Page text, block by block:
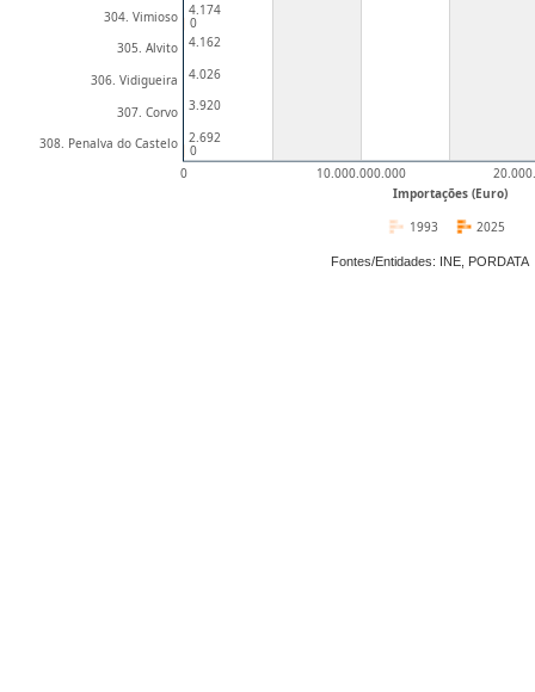
Importações (Euro)
0 10.000.000.000
304. Vimioso
305. Alvito
306. Vidigueira
307. Corvo
308. Penalva do Castelo
4.174
4.162
4.026
3.920
2.692
0
0
2025
1993
Fontes/Entidades: INE, PORDATA